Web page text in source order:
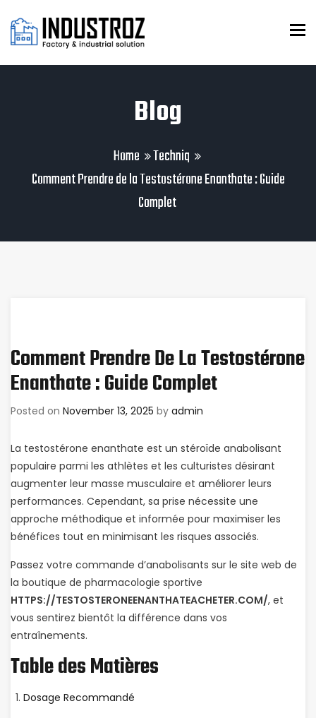
Blog
Home
Techniq
Comment Prendre de la Testostérone Enanthate : Guide
Complet
Comment Prendre De La Testostérone
Enanthate : Guide Complet
Posted on November 13, 2025 by admin
La testostérone enanthate est un stéroïde anabolisant
populaire parmi les athlètes et les culturistes désirant
augmenter leur masse musculaire et améliorer leurs
performances. Cependant, sa prise nécessite une
approche méthodique et informée pour maximiser les
bénéfices tout en minimisant les risques associés.
Passez votre commande d’anabolisants sur le site web de
la boutique de pharmacologie sportive
HTTPS://TESTOSTERONEENANTHATEACHETER.COM/, et
vous sentirez bientôt la différence dans vos
entraînements.
Table des Matières
Dosage Recommandé